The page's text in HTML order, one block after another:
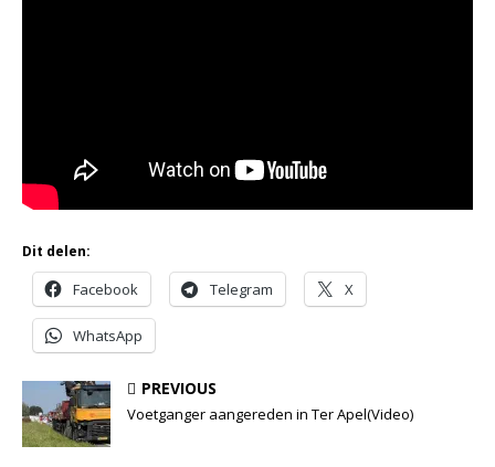
Dit delen:
Facebook Telegram X
WhatsApp
PREVIOUS
Voetganger aangereden in Ter Apel(Video)